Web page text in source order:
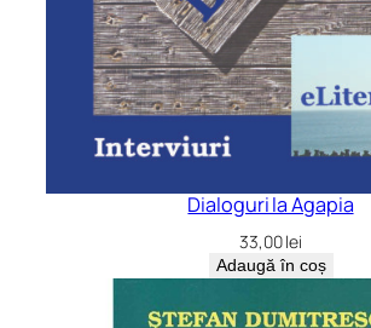
Dialoguri la Agapia
33,00lei
Adaugă în coș